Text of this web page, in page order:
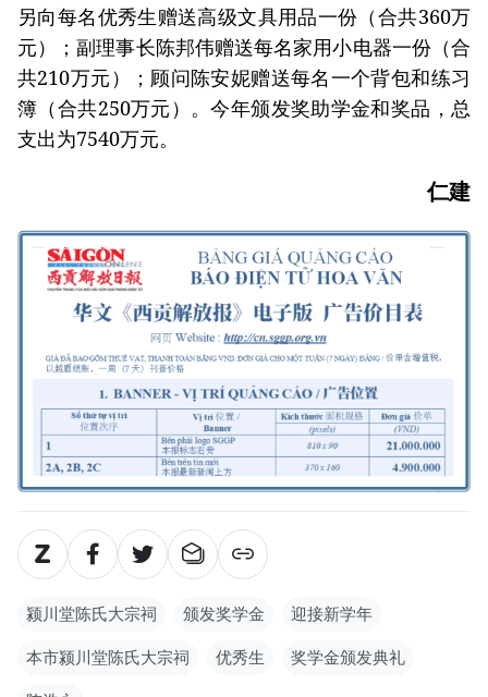
另向每名优秀生赠送高级文具用品一份（合共360万
元）；副理事长陈邦伟赠送每名家用小电器一份（合
共210万元）；顾问陈安妮赠送每名一个背包和练习
簿（合共250万元）。今年颁发奖助学金和奖品，总
支出为7540万元。
仁建
颍川堂陈氏大宗祠 颁发奖学金 迎接新学年
本市颍川堂陈氏大宗祠 优秀生 奖学金颁发典礼